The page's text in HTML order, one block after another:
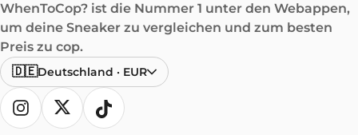
WhenToCop? ist die Nummer 1 unter den Webappen,
um deine Sneaker zu vergleichen und zum besten
Preis zu cop.
🇩🇪Deutschland · EUR